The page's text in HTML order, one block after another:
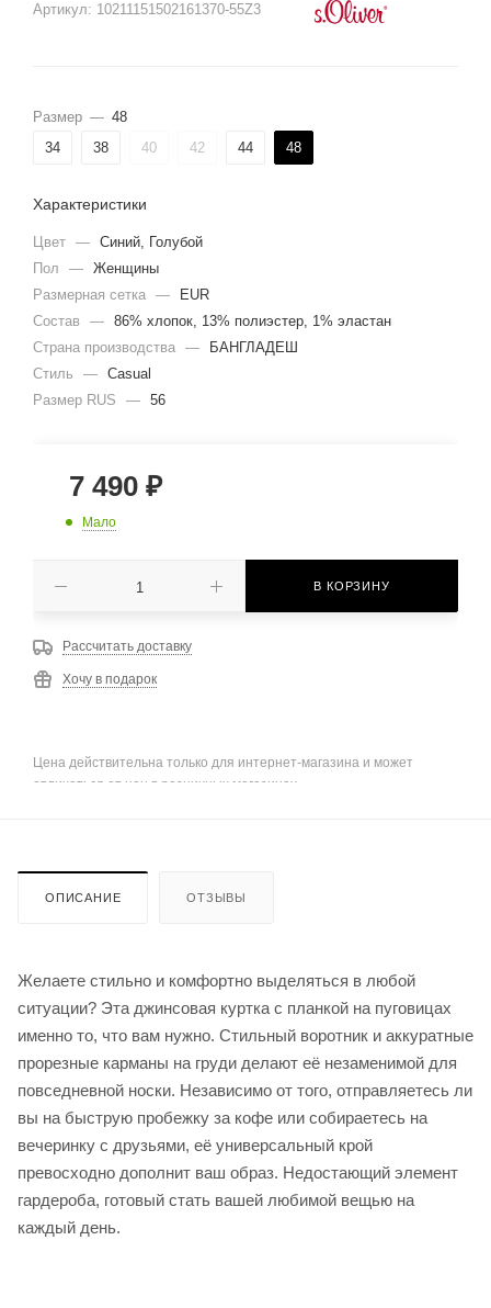
Артикул: 10211151502161370-55Z3
Размер — 48
34
38 40 42 44 48
Характеристики
Цвет — Синий, Голубой
Пол
— Женщины
Размерная сетка —
EUR
Состав
— 86% хлопок, 13% полиэстер, 1% эластан
Страна производства —
БАНГЛАДЕШ
Стиль
— Casual
Размер RUS
— 56
7 490 ₽
Мало
В КОРЗИНУ
Рассчитать доставку
Хочу в подарок
Цена действительна только для интернет-магазина и может
отличаться от цен в розничных магазинах
ОПИСАНИЕ ОТЗЫВЫ
Желаете стильно и комфортно выделяться в любой
ситуации? Эта джинсовая куртка с планкой на пуговицах
именно то, что вам нужно. Стильный воротник и аккуратные
прорезные карманы на груди делают её незаменимой для
повседневной носки. Независимо от того, отправляетесь ли
вы на быструю пробежку за кофе или собираетесь на
вечеринку с друзьями, её универсальный крой
превосходно дополнит ваш образ. Недостающий элемент
гардероба, готовый стать вашей любимой вещью на
каждый день.